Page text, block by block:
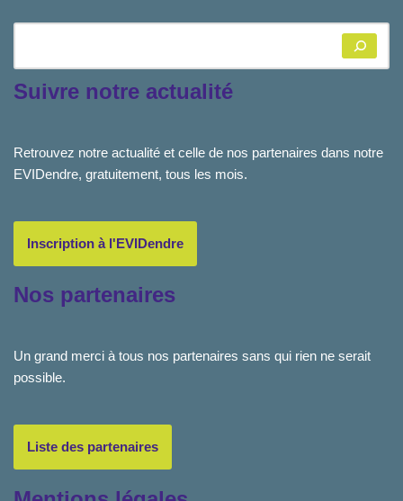
Suivre notre actualité
Retrouvez notre actualité et celle de nos partenaires dans notre
EVIDendre, gratuitement, tous les mois.
Inscription à l'EVIDendre
Nos partenaires
Un grand merci à tous nos partenaires sans qui rien ne serait
possible.
Liste des partenaires